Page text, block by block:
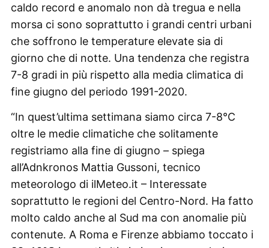
caldo record e anomalo non dà tregua e nella
morsa ci sono soprattutto i grandi centri urbani
che soffrono le temperature elevate sia di
giorno che di notte. Una tendenza che registra
7-8 gradi in più rispetto alla media climatica di
fine giugno del periodo 1991-2020.
“In quest’ultima settimana siamo circa 7-8°C
oltre le medie climatiche che solitamente
registriamo alla fine di giugno – spiega
all’Adnkronos Mattia Gussoni, tecnico
meteorologo di ilMeteo.it – Interessate
soprattutto le regioni del Centro-Nord. Ha fatto
molto caldo anche al Sud ma con anomalie più
contenute. A Roma e Firenze abbiamo toccato i